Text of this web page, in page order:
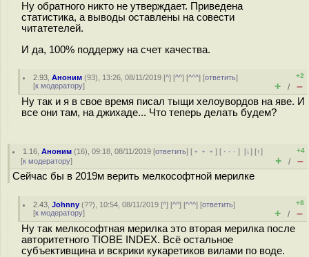
Ну обратного никто не утверждает. Приведена
статистика, а выводы оставлены на совести
читатетелей.
И да, 100% поддержу на счет качества.
2.93 ,Аноним (93), 13:26, 08/11/2019 [^] [^^] [^^^] [ответить]
[к модератору]
+2
+ / –
Ну так и я в свое время писал тыщи хелоувордов на яве. И
все они там, на джиxaде... Что теперь делать будем?
1.16 ,Аноним (16), 09:18, 08/11/2019 [ответить] [ ﹢﹢﹢] [ · · ·][↓] [↑]
[к модератору]
+4
+ / –
Сейчас бы в 2019м верить мелкософтной мерилке
2.43 ,Johnny (??), 10:54, 08/11/2019 [^] [^^] [^^^] [ответить]
[к модератору]
+8
+ / –
Ну так мелкософтная мерилка это вторая мерилка после
авторитетного TIOBE INDEX. Всё остальное
субъективщина и вскрики кукаретиков вилами по воде.